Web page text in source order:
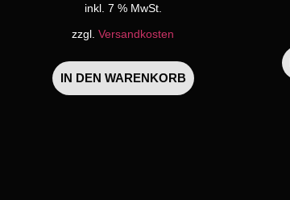
inkl. 7 % MwSt.
zzgl. Versandkosten
IN DEN WARENKORB